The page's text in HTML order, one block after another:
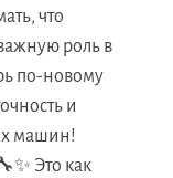
что
роль в
по-новому
и
машин!
Это как